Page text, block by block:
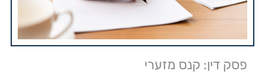
פסק דין: קנס מזערי